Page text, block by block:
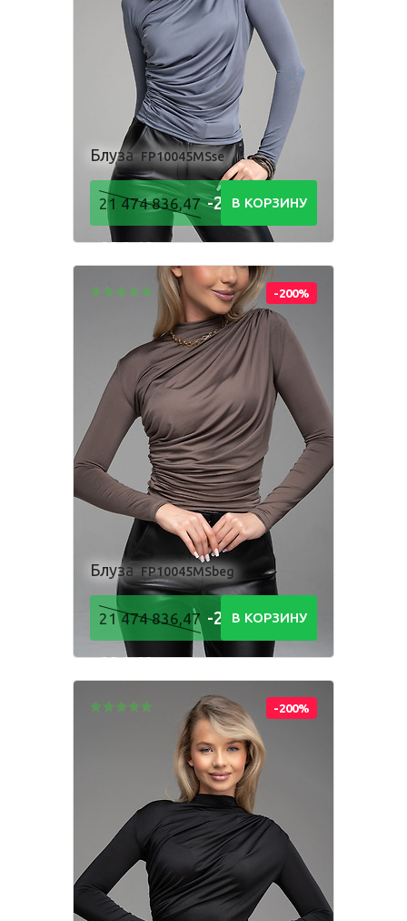
Посмотри, как
производится
наша одежда
Платье Рубашка Толстовка
Фартук школьный Шорты
Для мальчиков
Пижама
Толстовка Шорты
Одежда для взрослых
Блуза Боди Брюки
Джемпер Костюм
Лонгслив Толстовка
Футболка Шорты
Блуза FP10045MSse
21 474 836,47-21 474
836,48Р
В КОРЗИНУ
-200%
Блуза FP10045MSbeg
21 474 836,47 -21 474
836,48Р
В КОРЗИНУ
-200%